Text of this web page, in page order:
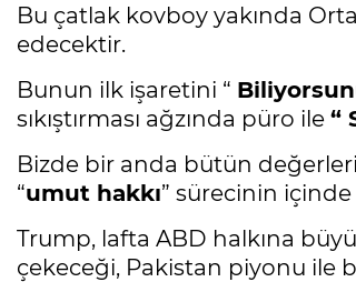
Bu çatlak kovboy yakında
edecektir.
Bunun ilk işaretini “
sıkıştırması ağzında püro ile “
Bizde bir anda bütün
“umut hakkı” sürecinin
Trump, lafta ABD halkına
çekeceği, Pakistan piyonu ile